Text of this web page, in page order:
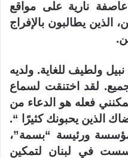
عاصفة نارية على مواقع
الذين يطالبون بالإفراج
ولطيف للغاية. ولديه
لقد اختنقت لسماع
فعله هو الدعاء من
الذين يحبونك كثيرًا “.
ورئيسة “بسمة”،
في لبنان لتمكين